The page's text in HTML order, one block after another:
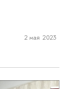
2 мая 2023